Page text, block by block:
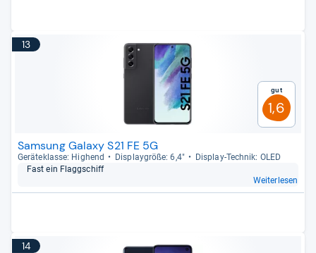
13
Gut
1,6
Samsung Galaxy S21 FE 5G
Gerä­te­klasse: Hig­hend Dis­play­größe: 6,4"
Dis­play-​Tech­nik: OLED
Fast ein Flagg­schiff
Weiterlesen
14